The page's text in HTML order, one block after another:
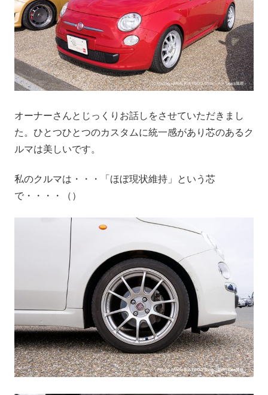
オーナーさんとじっくりお話しをさせていただきまし
た。ひとつひとつのカスタムに統一感があり芯のあるク
ルマは美しいです。
私のクルマは・・・「ほぼ現状維持」という芯
で・・・・（）